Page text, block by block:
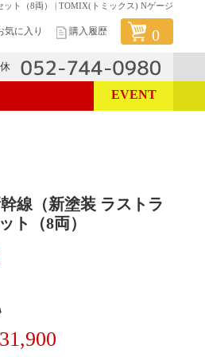
ト（8両） | TOMIX(トミックス) Nゲージ
気に入り 購入履歴 0
休
EVENT
線（新塗装 ラストラ
ト（8両）